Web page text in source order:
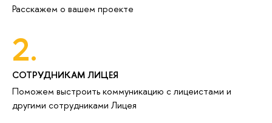
Расскажем о вашем проекте
2.
СОТРУДНИКАМ ЛИЦЕЯ
Поможем выстроить коммуникацию с лицеистами и
другими сотрудниками Лицея